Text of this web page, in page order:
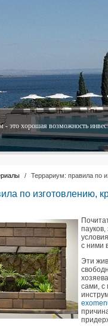
это хорошая возможность
/ Террариум: правила по
по изготовлению,
с ними
Эти
сами, с